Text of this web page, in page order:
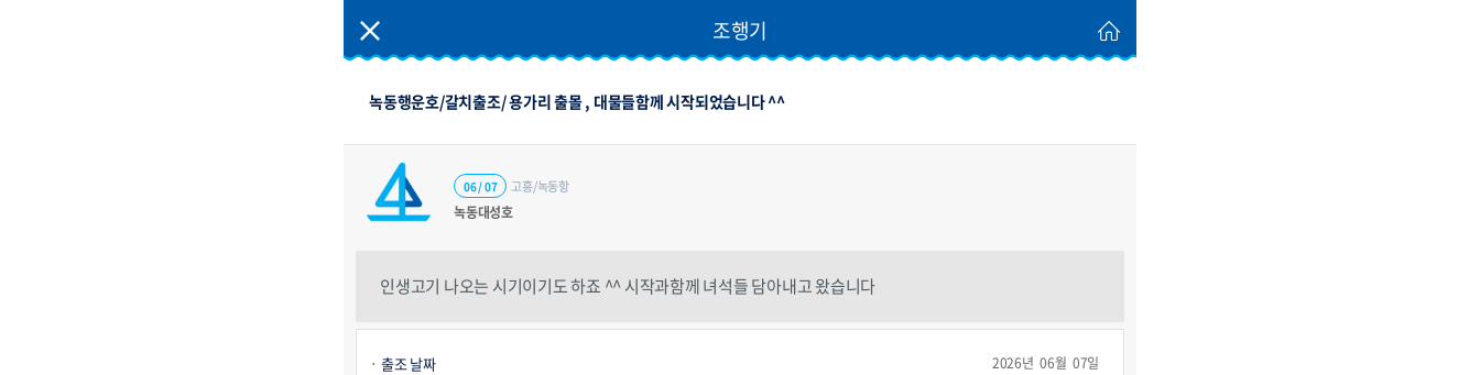
조행기
녹동행운호/갈치출조/ 용가리 출몰 , 대물들함께 시작되었습니다 ^^
녹동대성호
고흥/녹동항
06 / 07
인생고기 나오는 시기이기도 하죠 ^^ 시작과함께 녀석들 담아내고 왔습니다
출조 날짜 2026년 06월 07일